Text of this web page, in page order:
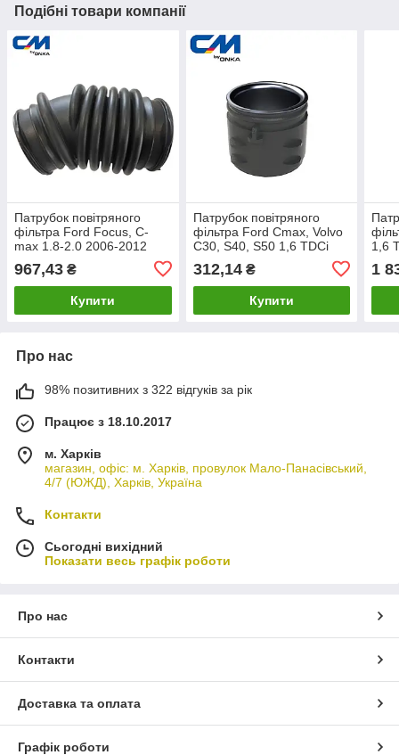
Подібні товари компанії
Патрубок повітряного
фільтра Ford Focus, C-
max 1.8-2.0 2006-2012
[СМ Onka] 7M519A673LC
967,43 ₴
Купити
Патрубок повітряного
фільтра Ford Сmax, Volvo
C30, S40, S50 1,6 TDCi
1673571
312,14₴
Купити
1,6
1
Про нас
98% позитивних з 322 відгуків за рік
Працює з 18.10.2017
м. Харків
магазин, офіс: м. Харків, провулок Мало-Панасівський,
4/7 (ЮЖД), Харків, Україна
Контакти
Сьогодні вихідний
Показати весь графік роботи
Про нас
Контакти
Доставка та оплата
Графік роботи